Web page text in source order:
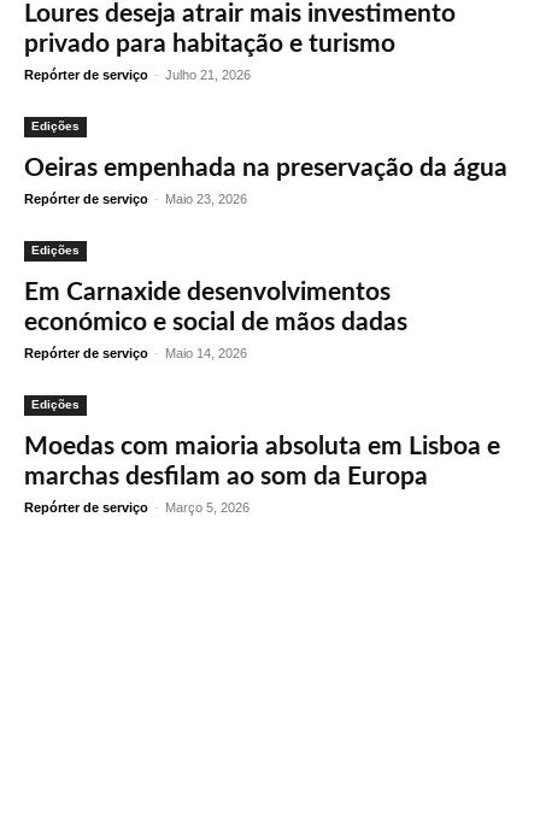
Loures deseja atrair mais investimento
privado para habitação e turismo
Repórter de serviço - Julho 21, 2026
Edições
Oeiras empenhada na preservação da água
Repórter de serviço - Maio 23, 2026
Edições
Em Carnaxide desenvolvimentos
económico e social de mãos dadas
Repórter de serviço - Maio 14, 2026
Edições
Moedas com maioria absoluta em Lisboa e
marchas desfilam ao som da Europa
Repórter de serviço - Março 5, 2026